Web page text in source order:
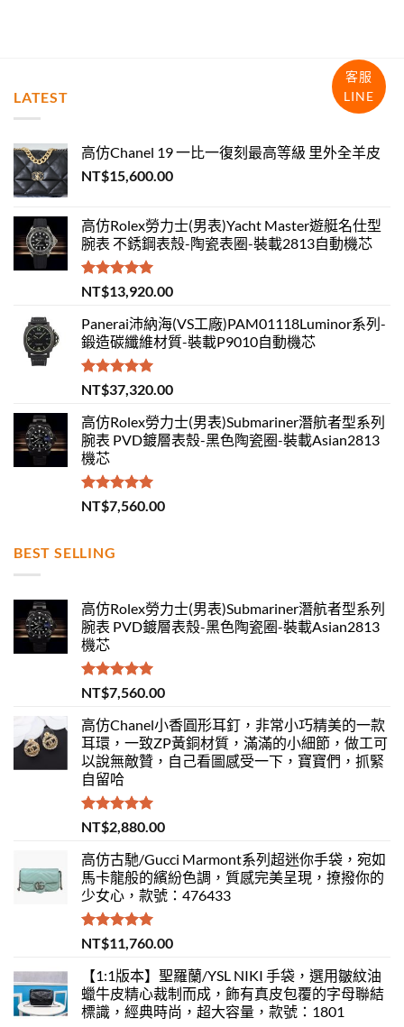
LATEST
高仿Chanel 19 一比一復刻最高等級 里外全羊皮
NT$15,600.00
高仿Rolex勞力士(男表)Yacht Master遊艇名仕型
腕表 不銹鋼表殼-陶瓷表圈-裝載2813自動機芯
評分5.00
滿分 5
NT$13,920.00
Panerai沛納海(VS工廠)PAM01118Luminor系列-
鍛造碳纖維材質-裝載P9010自動機芯
評分5.00
滿分 5
NT$37,320.00
高仿Rolex勞力士(男表)Submariner潛航者型系列
腕表 PVD鍍層表殼-黑色陶瓷圈-裝載Asian2813
機芯
評分 5.00
滿分 5
NT$7,560.00
BEST SELLING
高仿Rolex勞力士(男表)Submariner潛航者型系列
腕表 PVD鍍層表殼-黑色陶瓷圈-裝載Asian2813
機芯
評分 5.00
滿分 5
NT$7,560.00
高仿Chanel小香圓形耳釘，非常小巧精美的一款
耳環，一致ZP黃銅材質，滿滿的小細節，做工可
以說無敵贊，自己看圖感受一下，寶寶們，抓緊
自留哈
評分 5.00
滿分 5
NT$2,880.00
高仿古馳/Gucci Marmont系列超迷你手袋，宛如
馬卡龍般的繽紛色調，質感完美呈現，撩撥你的
少女心，款號：476433
評分5.00
滿分 5
NT$11,760.00
【1:1版本】聖羅蘭/YSL NIKI 手袋，選用皺紋油
蠟牛皮精心裁制而成，飾有真皮包覆的字母聯結
標識，經典時尚，超大容量，款號：1801
客服
LINE